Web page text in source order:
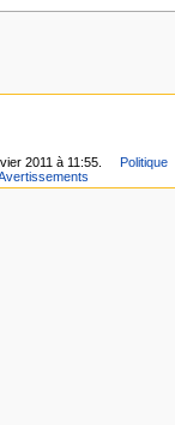
2011 à 11:55.
Politique